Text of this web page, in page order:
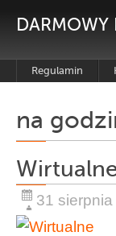
DARMOWY
Regulamin
na
31